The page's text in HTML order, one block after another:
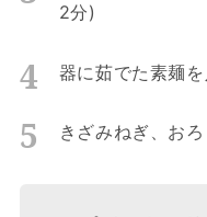
2分)
器に茹でた素麺を
きざみねぎ、お